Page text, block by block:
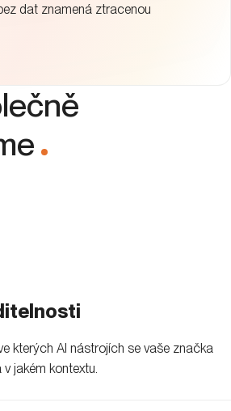
dat znamená ztracenou
.
kterých AI nástrojích se vaše značka
jakém kontextu.